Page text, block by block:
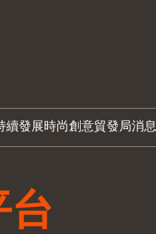
續發展時尚創意貿發局消息
台